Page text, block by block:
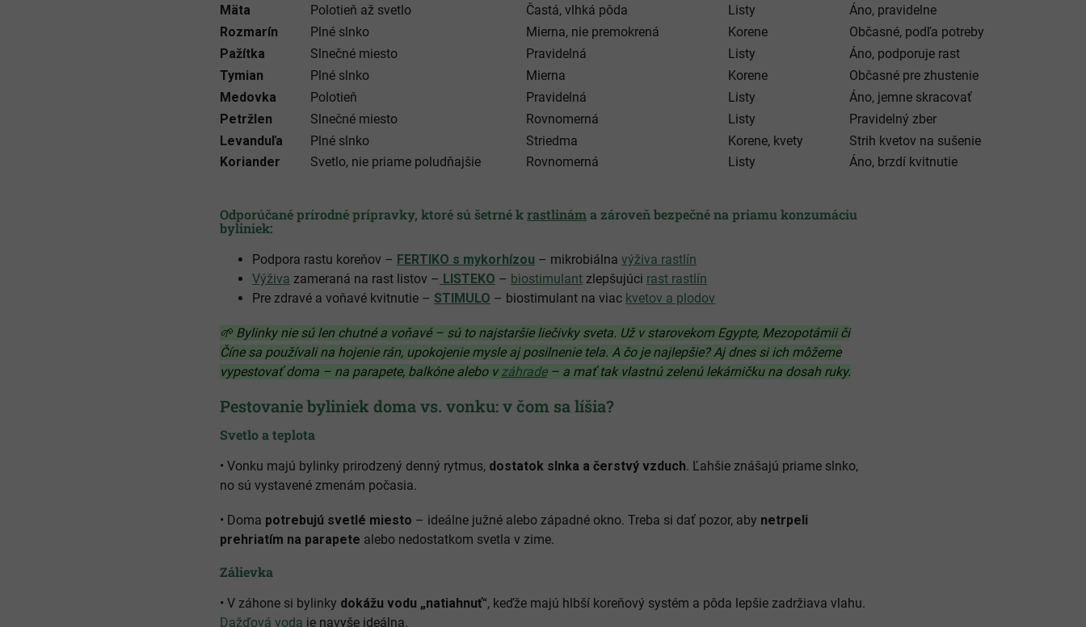
Mäta
Polotieň až svetlo Častá, vlhká pôda Listy
Áno, pravidelne
Rozmarín
Plné slnko Mierna, nie premokrená Korene
Občasné, podľa potreby
Pažítka
Slnečné miesto Pravidelná Listy
Áno, podporuje rast
Tymian
Plné slnko Mierna Korene
Občasné pre zhustenie
Medovka
Polotieň Pravidelná Listy
Áno, jemne skracovať
Petržlen
Slnečné miesto Rovnomerná Listy
Pravidelný zber
Levanduľa
Plné slnko Striedma Korene, kvety
Strih kvetov na sušenie
Koriander
Svetlo, nie priame poludňajšie Rovnomerná Listy Áno, brzdí kvitnutie
Odporúčané prírodné prípravky, ktoré sú šetrné krastlinám a zároveň bezpečné na priamu konzumáciu
byliniek:
Podpora rastu koreňov – FERTIKO s mykorhízou – mikrobiálna výživa rastlín
Výživa zameraná na rast listov – LISTEKO – biostimulant zlepšujúci rast rastlín
Pre zdravé a voňavé kvitnutie – STIMULO – biostimulant na viac kvetov a plodov
🌱 Bylinky nie sú len chutné a voňavé – sú to najstaršie liečivky sveta. Už v starovekom Egypte, Mezopotámii či
Číne sa používali na hojenie rán, upokojenie mysle aj posilnenie tela. A čo je najlepšie? Aj dnes si ich môžeme
vypestovať doma – na parapete, balkóne alebo v záhrade– a mať tak vlastnú zelenú lekárničku na dosah ruky.
Pestovanie byliniek doma vs. vonku: v čom sa líšia?
Svetlo a teplota
• Vonku majú bylinky prirodzený denný rytmus, dostatok slnka a čerstvý vzduch. Ľahšie znášajú priame slnko,
no sú vystavené zmenám počasia.
• Doma potrebujú svetlé miesto – ideálne južné alebo západné okno. Treba si dať pozor, aby netrpeli
prehriatím na parapete alebo nedostatkom svetla v zime.
Zálievka
• V záhone si bylinky dokážu vodu „natiahnuť“, keďže majú hlbší koreňový systém a pôda lepšie zadržiava vlahu.
Dažďová voda je navyše ideálna.